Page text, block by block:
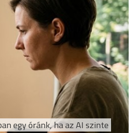
egy óránk, ha az AI szinte